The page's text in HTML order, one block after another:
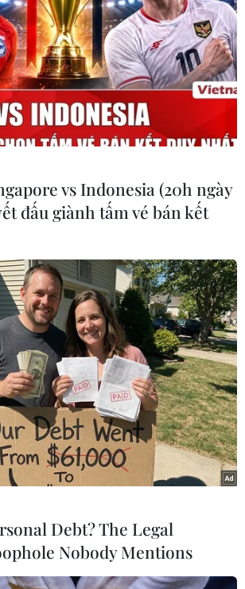
Việt Nam
#Việt Nam-Campuchia
Pol Pot
#Quốc vương Campuchia
vs Indonesia (20h ngày
đấu giành tấm vé bán kết
Debt? The Legal
Nobody Mentions